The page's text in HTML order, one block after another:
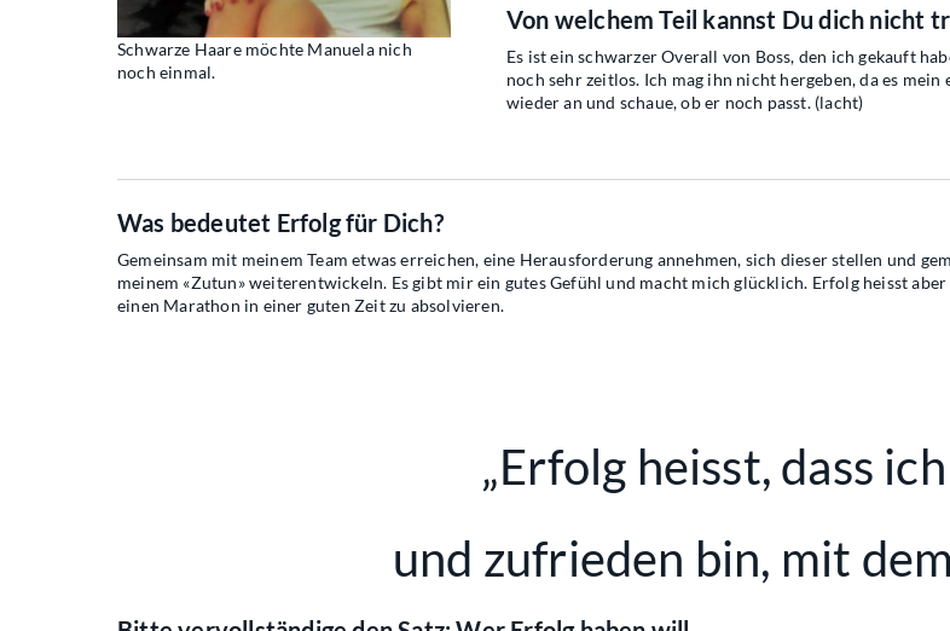
Schwarze Haare möchte Manuela nich
noch einmal.
Von welchem Teil kannst Du dich nicht
Es ist ein schwarzer Overall von Boss, den ich gekauft
noch sehr zeitlos. Ich mag ihn nicht hergeben, da es
wieder an und schaue, ob er noch passt. (lacht)
Was bedeutet Erfolg für Dich?
Gemeinsam mit meinem Team etwas erreichen, eine Herausforderung annehmen, sich dieser stellen und
meinem «Zutun» weiterentwickeln. Es gibt mir ein gutes Gefühl und macht mich glücklich. Erfolg heisst
einen Marathon in einer guten Zeit zu absolvieren.
„Erfolg heisst, dass
und zufrieden bin, mit